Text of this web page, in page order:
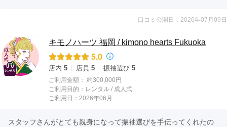
口コミ公開日：2026年07月09日
キモノハーツ 福岡 / kimono hearts Fukuoka
5.0
店内 5 店員 5 振袖選び 5
ご利用金額： 約300,000円
ご利用目的： レンタル / 成人式
ご利用日：2026年06月
スタッフさんがとても親身になって振袖選びを手伝ってくれたの